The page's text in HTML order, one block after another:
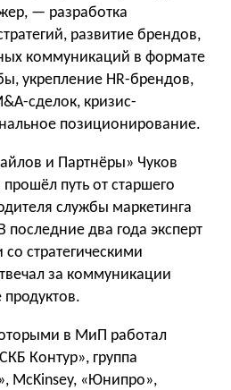
— разработка
развитие брендов,
коммуникаций в формате
укрепление HR-брендов,
сделок, кризис-
позиционирование.
и Партнёры» Чуков
путь от старшего
службы маркетинга
последние два года эксперт
стратегическими
за коммуникации
в МиП работал
Контур», группа
McKinsey, «Юнипро»,